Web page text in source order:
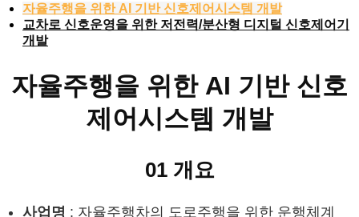
자율주행을 위한 AI 기반 신호제어시스템 개발
교차로 신호운영을 위한 저전력/분산형 디지털 신호제어기
개발
자율주행을 위한 AI 기반 신호
제어시스템 개발
01 개요
사업명 : 자율주행차의 도로주행을 위한 운행체계